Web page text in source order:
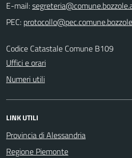
E-mail:
PEC:
Codice Catastale Comune B109
Uffici e orari
Numeri utili
LINK UTILI
Provincia di Alessandria
Regione Piemonte